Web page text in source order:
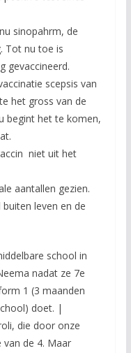
sinopahrm, de
Tot nu toe is
gevaccineerd.
scepsis van
het gross van de
begint het te komen,
niet uit het
aantallen gezien.
leven en de
school in
nadat ze 7e
1 (3 maanden
doet. |
die door onze
de 4. Maar